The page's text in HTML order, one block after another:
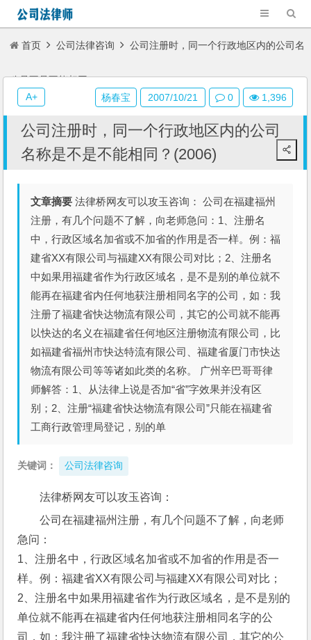
首页 公司法律咨询 公司注册时，同一个行政地区内的公司名
称是不是不能相同？(2006)
公司注册时，同一个行政地区内的公司
名称是不是不能相同？(2006)
文章摘要 法律桥网友可以攻玉咨询： 公司在福建福州
注册，有几个问题不了解，向老师急问：1、注册名
中，行政区域名加省或不加省的作用是否一样。例：福
建省XX有限公司与福建XX有限公司对比；2、注册名
中如果用福建省作为行政区域名，是不是别的单位就不
能再在福建省内任何地获注册相同名字的公司，如：我
注册了福建省快达物流有限公司，其它的公司就不能再
以快达的名义在福建省任何地区注册物流有限公司，比
如福建省福州市快达特流有限公司、福建省厦门市快达
物流有限公司等等诸如此类的名称。 广州辛巴哥哥律
师解答：1、从法律上说是否加“省”字效果并没有区
别；2、注册“福建省快达物流有限公司”只能在福建省
工商行政管理局登记，别的单
关键词： 公司法律咨询
法律桥网友可以攻玉咨询：
公司在福建福州注册，有几个问题不了解，向老师
急问：
1、注册名中，行政区域名加省或不加省的作用是否一
样。例：福建省XX有限公司与福建XX有限公司对比；
2、注册名中如果用福建省作为行政区域名，是不是别的
单位就不能再在福建省内任何地获注册相同名字的公
司，如：我注册了福建省快达物流有限公司，其它的公
杨春宝 2007/10/21 0 1,396
A+